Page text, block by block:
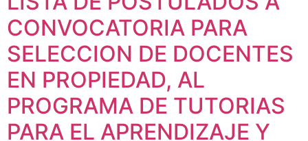
CONVOCATORIA PARA
SELECCION DE DOCENTES
EN PROPIEDAD, AL
PROGRAMA DE TUTORIAS
PARA EL APRENDIZAJE Y